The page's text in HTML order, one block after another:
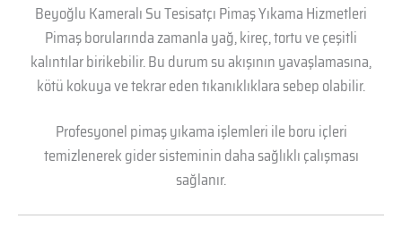
Beyoğlu Kameralı Su Tesisatçı Pimaş Yıkama Hizmetleri
Pimaş borularında zamanla yağ, kireç, tortu ve çeşitli
kalıntılar birikebilir. Bu durum su akışının yavaşlamasına,
kötü kokuya ve tekrar eden tıkanıklıklara sebep olabilir.
Profesyonel pimaş yıkama işlemleri ile boru içleri
temizlenerek gider sisteminin daha sağlıklı çalışması
sağlanır.